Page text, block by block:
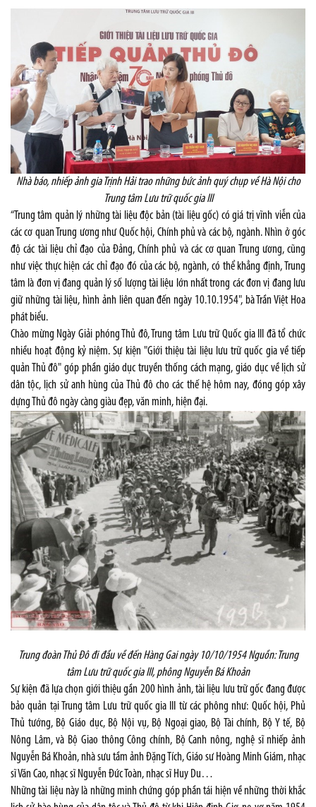
Nhà báo, nhiếp ảnh gia Trịnh Hải trao những bức ảnh quý chụp về Hà Nội cho
Trung tâm Lưu trữ quốc gia III
“Trung tâm quản lý những tài liệu độc bản (tài liệu gốc) có giá trị vĩnh viễn của
các cơ quan Trung ương như Quốc hội, Chính phủ và các bộ, ngành. Nhìn ở góc
độ các tài liệu chỉ đạo của Đảng, Chính phủ và các cơ quan Trung ương, cũng
như việc thực hiện các chỉ đạo đó của các bộ, ngành, có thể khẳng định, Trung
tâm là đơn vị đang quản lý số lượng tài liệu lớn nhất trong các đơn vị đang lưu
giữ những tài liệu, hình ảnh liên quan đến ngày 10.10.1954", bà Trần Việt Hoa
phát biểu.
Chào mừng Ngày Giải phóng Thủ đô, Trung tâm Lưu trữ Quốc gia III đã tổ chức
nhiều hoạt động kỷ niệm. Sự kiện "Giới thiệu tài liệu lưu trữ quốc gia về tiếp
quản Thủ đô" góp phần giáo dục truyền thống cách mạng, giáo dục về lịch sử
dân tộc, lịch sử anh hùng của Thủ đô cho các thế hệ hôm nay, đóng góp xây
dựng Thủ đô ngày càng giàu đẹp, văn minh, hiện đại.
Trung đoàn Thủ Đô đi đầu về đến Hàng Gai ngày 10/10/1954 Nguồn: Trung
tâm Lưu trữ quốc gia III, phông Nguyễn Bá Khoản
Sự kiện đã lựa chọn giới thiệu gần 200 hình ảnh, tài liệu lưu trữ gốc đang được
bảo quản tại Trung tâm Lưu trữ quốc gia III từ các phông như: Quốc hội, Phủ
Thủ tướng, Bộ Giáo dục, Bộ Nội vụ, Bộ Ngoại giao, Bộ Tài chính, Bộ Y tế, Bộ
Nông Lâm, và Bộ Giao thông Công chính, Bộ Canh nông, nghệ sĩ nhiếp ảnh
Nguyễn Bá Khoản, nhà sưu tầm ảnh Đặng Tích, Giáo sư Hoàng Minh Giám, nhạc
sĩ Văn Cao, nhạc sĩ Nguyễn Đức Toàn, nhạc sĩ Huy Du…
Những tài liệu này là những minh chứng góp phần tái hiện về những thời khắc